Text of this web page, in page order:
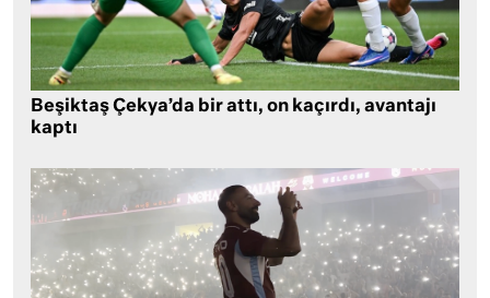
Beşiktaş Çekya’da bir attı, on kaçırdı, avantajı
kaptı